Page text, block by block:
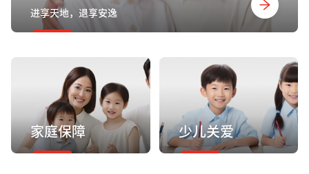
进享天地，退享安逸
家庭保障 少儿关爱